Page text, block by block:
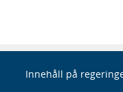
Innehåll på